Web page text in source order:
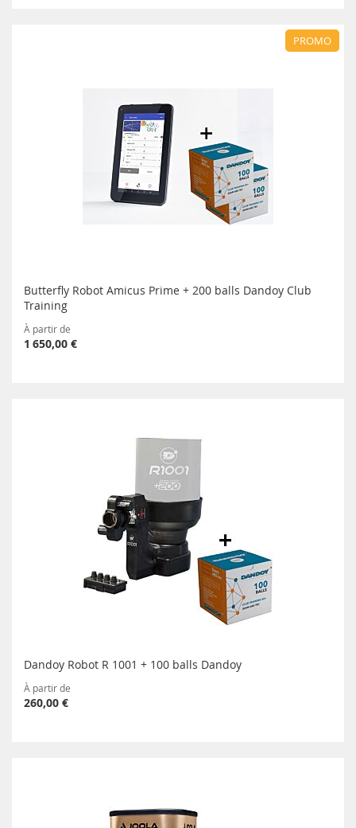
PROMO
Butterfly Robot Amicus Prime + 200 balls Dandoy Club
Training
À partir de
1 650,00 €
Dandoy Robot R 1001 + 100 balls Dandoy
À partir de
260,00 €